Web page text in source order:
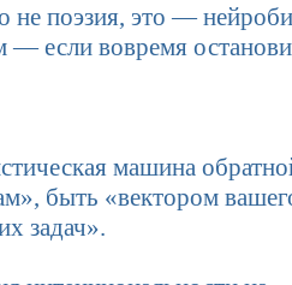
не поэзия, это —
— если вовремя
машина
быть «вектором
задач».